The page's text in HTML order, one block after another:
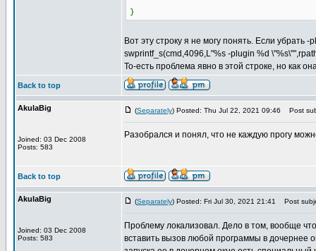
}
Вот эту строку я не могу понять. Если убрать
swprintf_s(cmd,4096,L"%s -plugin %d
То-есть проблема явно в этой строке, но как
Back to top
AkulaBig
Joined: 03 Dec 2008
Posts: 583
(Separately) Posted: Thu Jul 22, 2021 09:46 Post
Разобрался и понял, что не каждую прогу
Back to top
AkulaBig
Joined: 03 Dec 2008
Posts: 583
(Separately) Posted: Fri Jul 30, 2021 21:41 Post
Проблему локализовал. Дело в том, вообще
вставить вызов любой программы в дочернее